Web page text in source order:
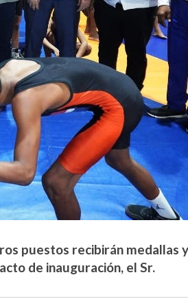
puestos recibirán medallas
de inauguración, el Sr.